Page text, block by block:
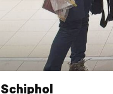
Schiphol